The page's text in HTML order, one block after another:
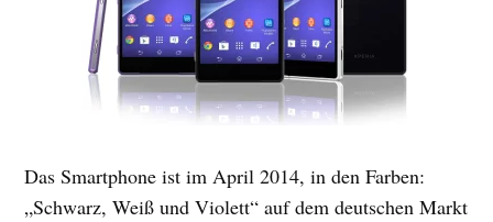
Das Smartphone ist im April 2014, in den Farben:
„Schwarz, Weiß und Violett“ auf dem deutschen Markt